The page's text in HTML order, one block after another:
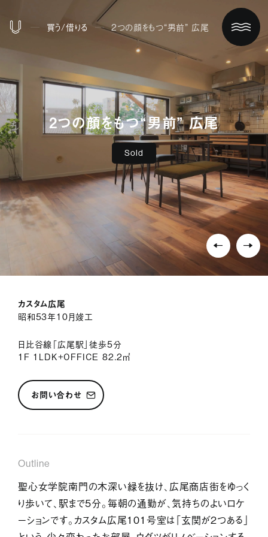
買う/借りる 2つの顔をもつ“男前” 広尾
2つの顔をもつ“男前” 広尾
Sold
カスタム広尾
昭和53年10月竣工
日比谷線「広尾駅」徒歩5分
1F 1LDK+OFFICE 82.2㎡
お問い合わせ
Outline
聖心女学院南門の木深い緑を抜け、広尾商店街をゆっく
り歩いて、駅まで5分。毎朝の通勤が、気持ちのよいロケ
ーションです。カスタム広尾101号室は「玄関が2つある」
ホーム
買う/借りる
リノベする
サービス紹介
ジャーナル
お問い合わせ
会社情報 採用情報 プライバシーポリシー